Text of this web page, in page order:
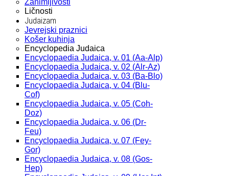
Zanimljivosti
Ličnosti
Judaizam
Jevrejski praznici
Košer kuhinja
Encyclopedia Judaica
Encyclopaedia Judaica, v. 01 (Aa-Alp)
Encyclopaedia Judaica, v. 02 (Alr-Az)
Encyclopaedia Judaica, v. 03 (Ba-Blo)
Encyclopaedia Judaica, v. 04 (Blu-
Cof)
Encyclopaedia Judaica, v. 05 (Coh-
Doz)
Encyclopaedia Judaica, v. 06 (Dr-
Feu)
Encyclopaedia Judaica, v. 07 (Fey-
Gor)
Encyclopaedia Judaica, v. 08 (Gos-
Hep)